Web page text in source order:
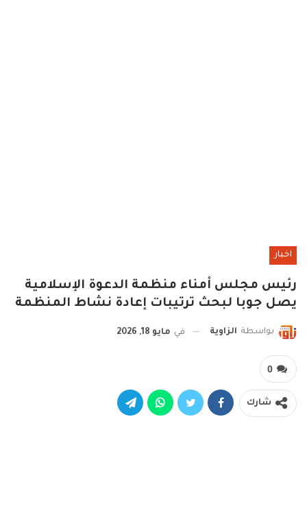
اخبار
رئيس مجلس أمناء منظمة الدعوة الإسلامية
يصل جوبا لبحث ترتيبات إعادة نشاط المنظمة
بواسطة الزاوية في مايو 18, 2026
0
شارك